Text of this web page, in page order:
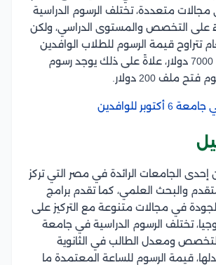
متعددة، تختلف الرسوم الدراسية
على التخصص والمستوى الدراسي، ولكن
تتراوح قيمة الرسوم للطلاب الوافدين
ما بين 2100 إلى 7000 دولار، علاةً على ذلك يوجد رسوم
ملف 200 دولار.
للوافدين
الجامعات الرائدة في مصر التي تركز
والبحث العلمي، كما تقدم برامج
الجودة في مجالات متنوعة مع التركيز على
تختلف الرسوم الدراسية في جامعة
التخصص ومعدل الطالب في الثانوية
قيمة الرسوم للساعة المعتمدة ما